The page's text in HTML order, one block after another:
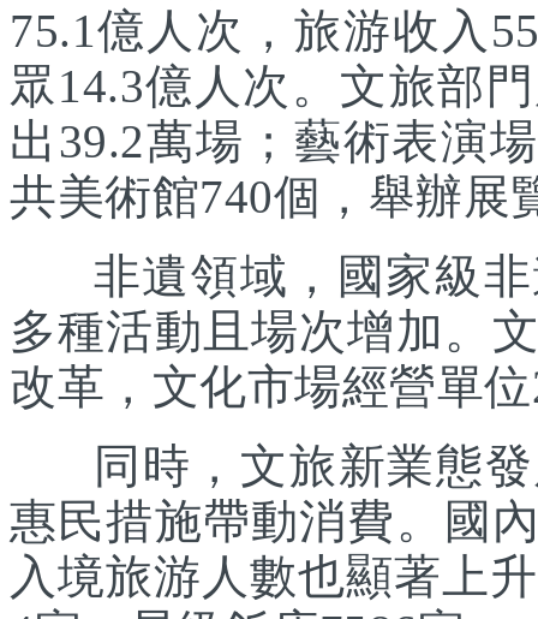
75.1億人次，旅游收入
眾14.3億人次。文旅部
出39.2萬場；藝術表演
共美術館740個，舉辦展
非遺領域，國家級非
多種活動且場次增加。
改革，文化市場經營單
同時，文旅新業態發
惠民措施帶動消費。國
入境旅游人數也顯著上